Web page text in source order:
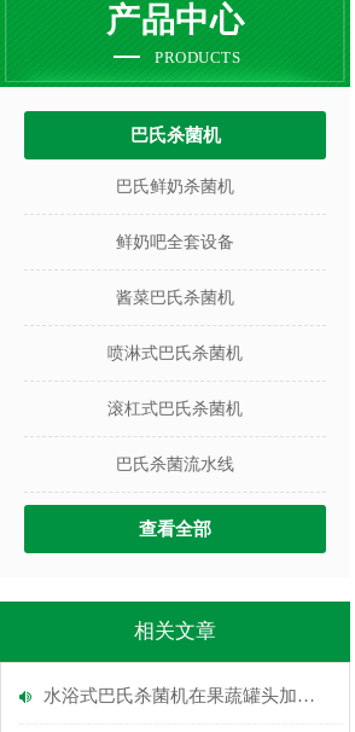
产品中心
PRODUCTS
巴氏杀菌机
巴氏鲜奶杀菌机
鲜奶吧全套设备
酱菜巴氏杀菌机
喷淋式巴氏杀菌机
滚杠式巴氏杀菌机
巴氏杀菌流水线
查看全部
相关文章
水浴式巴氏杀菌机在果蔬罐头加工中的关键作用